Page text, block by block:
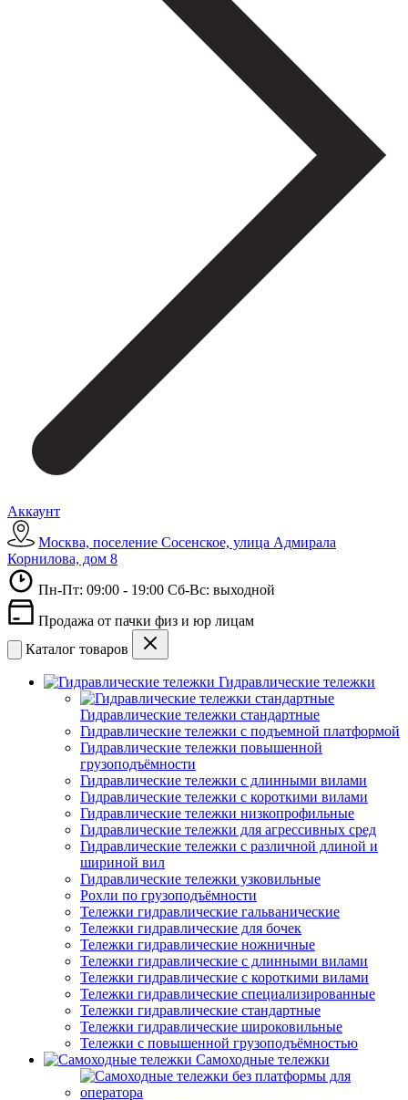
Аккаунт
Москва, поселение Сосенское, улица Адмирала
Корнилова, дом 8
Пн-Пт: 09:00 - 19:00 Сб-Вс: выходной
Продажа от пачки физ и юр лицам
Каталог товаров
Гидравлические тележки
Гидравлические тележки стандартные
Гидравлические тележки с подъемной платформой
Гидравлические тележки повышенной
грузоподъёмности
Гидравлические тележки с длинными вилами
Гидравлические тележки с короткими вилами
Гидравлические тележки низкопрофильные
Гидравлические тележки для агрессивных сред
Гидравлические тележки с различной длиной и
шириной вил
Гидравлические тележки узковильные
Рохли по грузоподъёмности
Тележки гидравлические гальванические
Тележки гидравлические для бочек
Тележки гидравлические ножничные
Тележки гидравлические с длинными вилами
Тележки гидравлические с короткими вилами
Тележки гидравлические специализированные
Тележки гидравлические стандартные
Тележки гидравлические широковильные
Тележки с повышенной грузоподъёмностью
Самоходные тележки